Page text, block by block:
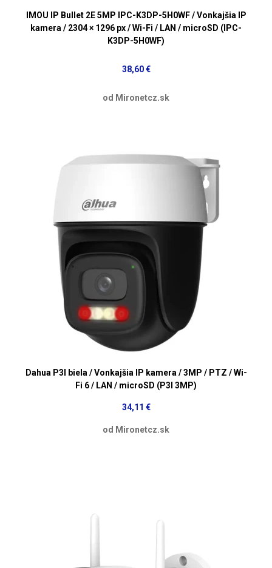
IMOU IP Bullet 2E 5MP IPC-K3DP-5H0WF / Vonkajšia IP
kamera / 2304 × 1296 px / Wi-Fi / LAN / microSD (IPC-
K3DP-5H0WF)
38,60 €
od Mironetcz.sk
Dahua P3I biela / Vonkajšia IP kamera / 3MP / PTZ / Wi-
Fi 6 / LAN / microSD (P3I 3MP)
34,11 €
od Mironetcz.sk